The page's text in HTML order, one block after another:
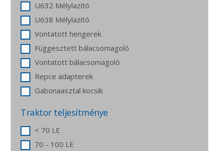
U632 Mélylazító
U638 Mélylazító
Vontatott hengerek
Függesztett bálacsomagoló
Vontatott bálacsomagoló
Repce adapterek
Gabonaasztal kocsik
Traktor teljesítménye
< 70 LE
70 - 100 LE